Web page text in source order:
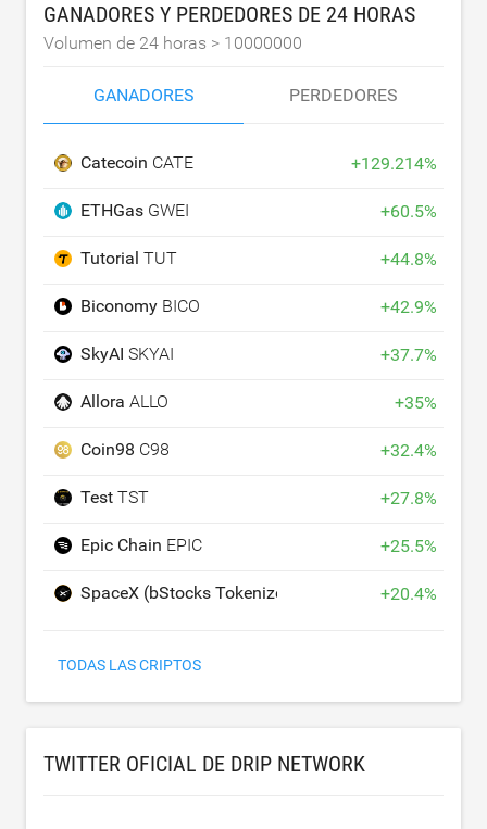
GANADORES Y PERDEDORES DE 24 HORAS
Volumen de 24 horas > 10000000
GANADORES PERDEDORES
Catecoin CATE +129.214%
ETHGas GWEI +60.5%
Tutorial TUT +44.8%
Biconomy BICO +42.9%
SkyAI SKYAI +37.7%
Allora ALLO +35%
Coin98 C98 +32.4%
Test TST +27.8%
Epic Chain EPIC +25.5%
SpaceX (bStocks Tokenized Stock) SPCXB
+20.4%
TODAS LAS CRIPTOS
TWITTER OFICIAL DE DRIP NETWORK